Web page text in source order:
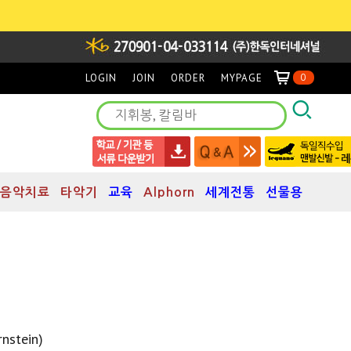
LOGIN JOIN ORDER MYPAGE 0
음악치료 타악기 교육 Alphorn 세계전통 선물용